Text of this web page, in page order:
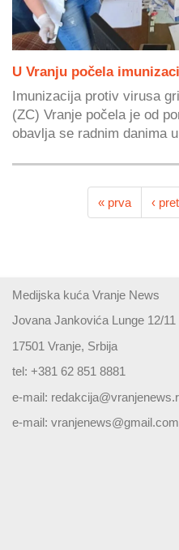
U Vranju počela
Imunizacija protiv virusa
(ZC) Vranje počela je od
obavlja se radnim danima
« prva ‹
Medijska kuća Vranje News
Jovana Jankovića Lunge 12/11
17501 Vranje, Srbija
tel: +381 62 851 8881
e-mail:
e-mail: vranjenews@gmail.com